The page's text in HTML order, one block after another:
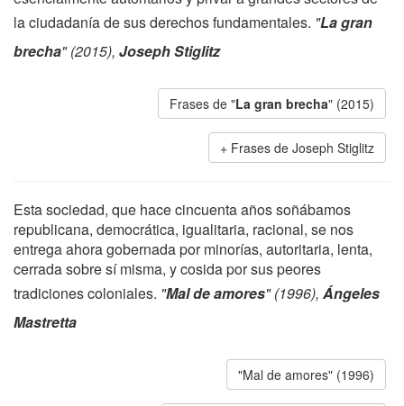
la ciudadanía de sus derechos fundamentales. "La gran
brecha" (2015), Joseph Stiglitz
Frases de "La gran brecha" (2015)
Frases de Joseph Stiglitz
Esta sociedad, que hace cincuenta años soñábamos
republicana, democrática, igualitaria, racional, se nos
entrega ahora gobernada por minorías, autoritaria, lenta,
cerrada sobre sí misma, y cosida por sus peores
tradiciones coloniales. "Mal de amores" (1996), Ángeles
Mastretta
"Mal de amores" (1996)